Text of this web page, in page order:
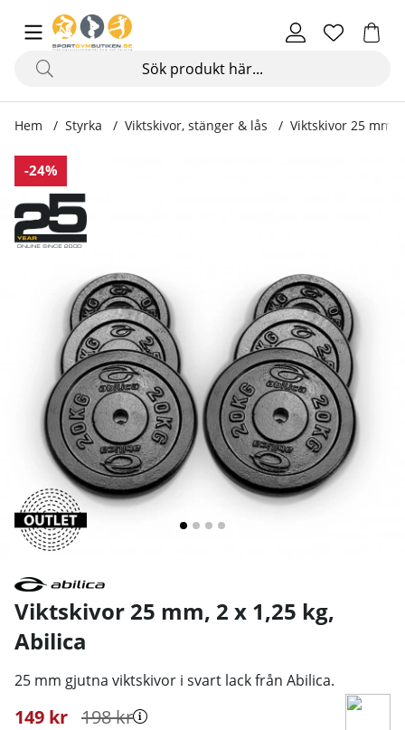
Hem Styrka Viktskivor, stänger & lås Viktskivor 25 mm
-24%
Produktbilder Viktskivor 25 mm, 2 x 1,25 kg
Viktskivor 25 mm, 2 x 1,25 kg,
Abilica
25 mm gjutna viktskivor i svart lack från Abilica.
198kr
149 kr